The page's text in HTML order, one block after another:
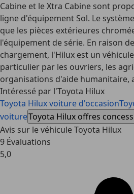
Cabine et le Xtra Cabine sont
ligne d'équipement Sol. Le
que les pièces extérieures
l'équipement de série. En raison
chargement, l'Hilux est un
particulier par les ouvriers, les
organisations d'aide humanitaire,
Intéressé par l'Toyota Hilux
Toyota Hilux voiture d'occasion
voitureToyota Hilux offres
Avis sur le véhicule Toyota Hilux
9 Évaluations
5,0